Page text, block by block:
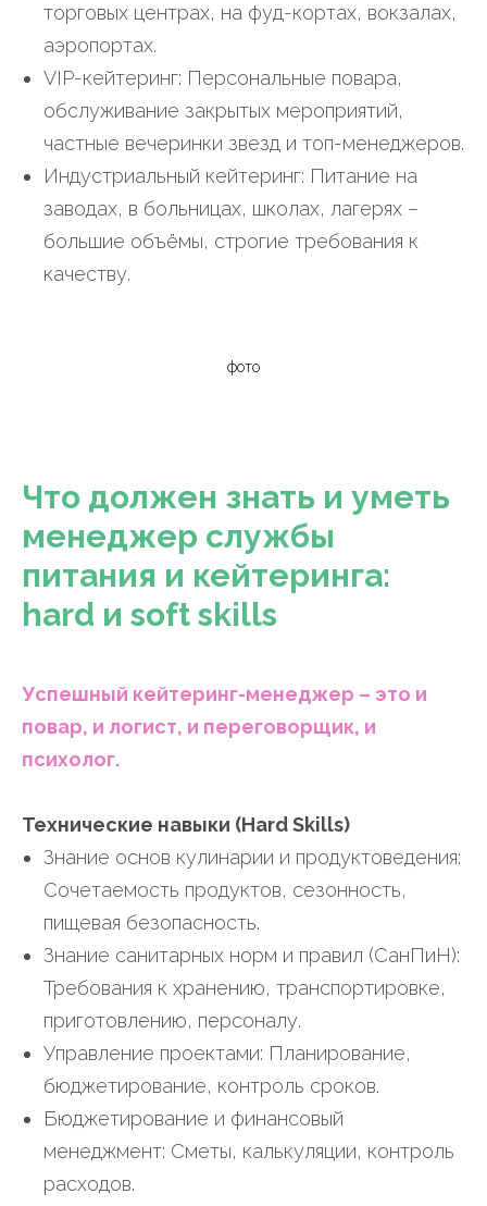
торговых центрах, на фуд-кортах, вокзалах,
аэропортах.
VIP-кейтеринг: Персональные повара,
обслуживание закрытых мероприятий,
частные вечеринки звезд и топ-менеджеров.
Индустриальный кейтеринг: Питание на
заводах, в больницах, школах, лагерях –
большие объёмы, строгие требования к
качеству.
фото
Что должен знать и уметь
менеджер службы
питания и кейтеринга:
hard и soft skills
Успешный кейтеринг-менеджер – это и
повар, и логист, и переговорщик, и
психолог.
Технические навыки (Hard Skills)
Знание основ кулинарии и продуктоведения:
Сочетаемость продуктов, сезонность,
пищевая безопасность.
Знание санитарных норм и правил (СанПиН):
Требования к хранению, транспортировке,
приготовлению, персоналу.
Управление проектами: Планирование,
бюджетирование, контроль сроков.
Бюджетирование и финансовый
менеджмент: Сметы, калькуляции, контроль
расходов.